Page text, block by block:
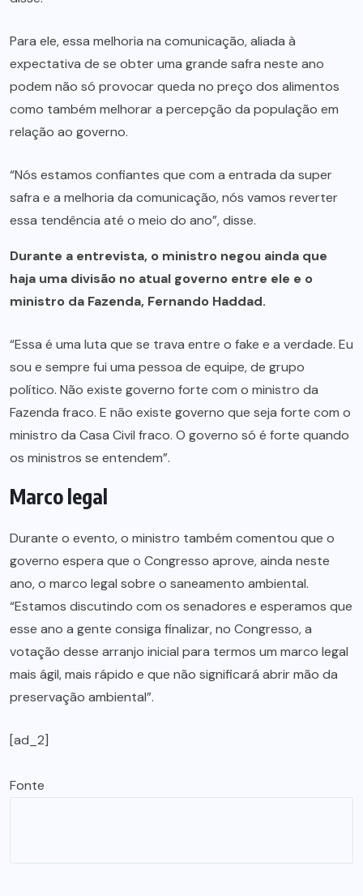
Para ele, essa melhoria na comunicação, aliada à
expectativa de se obter uma grande safra neste ano
podem não só provocar queda no preço dos alimentos
como também melhorar a percepção da população em
relação ao governo.
“Nós estamos confiantes que com a entrada da super
safra e a melhoria da comunicação, nós vamos reverter
essa tendência até o meio do ano”, disse.
Durante a entrevista, o ministro negou ainda que
haja uma divisão no atual governo entre ele e o
ministro da Fazenda, Fernando Haddad.
“Essa é uma luta que se trava entre o fake e a verdade. Eu
sou e sempre fui uma pessoa de equipe, de grupo
político. Não existe governo forte com o ministro da
Fazenda fraco. E não existe governo que seja forte com o
ministro da Casa Civil fraco. O governo só é forte quando
os ministros se entendem”.
Marco legal
Durante o evento, o ministro também comentou que o
governo espera que o Congresso aprove, ainda neste
ano, o marco legal sobre o saneamento ambiental.
“Estamos discutindo com os senadores e esperamos que
esse ano a gente consiga finalizar, no Congresso, a
votação desse arranjo inicial para termos um marco legal
mais ágil, mais rápido e que não significará abrir mão da
preservação ambiental”.
[ad_2]
Fonte